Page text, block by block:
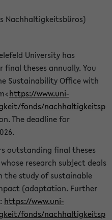
Nachhaltigkeitsbüros)
University has
theses annually. You
Sustainability Office with
https://www.uni-
fonds/nachhaltigkeitsp
The deadline for
outstanding final theses
research subject deals
study of sustainable
(adaptation. Further
https://www.uni-
fonds/nachhaltigkeitsp